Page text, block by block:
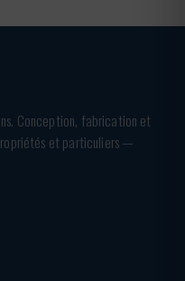
Conception, fabrication et
et particuliers —